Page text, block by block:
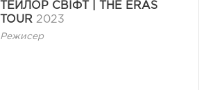
ТЕЙЛОР СВІФТ | THE ERAS
TOUR 2023
Режисер